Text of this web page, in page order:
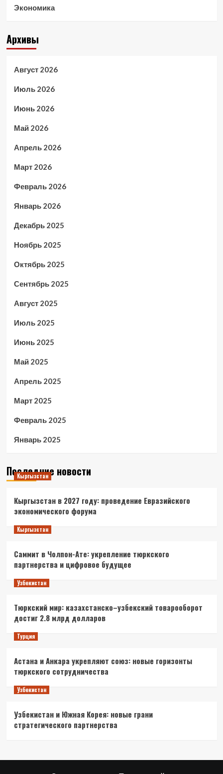
Экономика
Архивы
Август 2026
Июль 2026
Июнь 2026
Май 2026
Апрель 2026
Март 2026
Февраль 2026
Январь 2026
Декабрь 2025
Ноябрь 2025
Октябрь 2025
Сентябрь 2025
Август 2025
Июль 2025
Июнь 2025
Май 2025
Апрель 2025
Март 2025
Февраль 2025
Январь 2025
Последние новости
Кыргызстан
Кыргызстан в 2027 году: проведение Евразийского
экономического форума
Кыргызстан
Саммит в Чолпон-Ате: укрепление тюркского
партнерства и цифровое будущее
Узбекистан
Тюркский мир: казахстанско–узбекский товарооборот
достиг 2.8 млрд долларов
Турция
Астана и Анкара укрепляют союз: новые горизонты
тюркского сотрудничества
Узбекистан
Узбекистан и Южная Корея: новые грани
стратегического партнерства